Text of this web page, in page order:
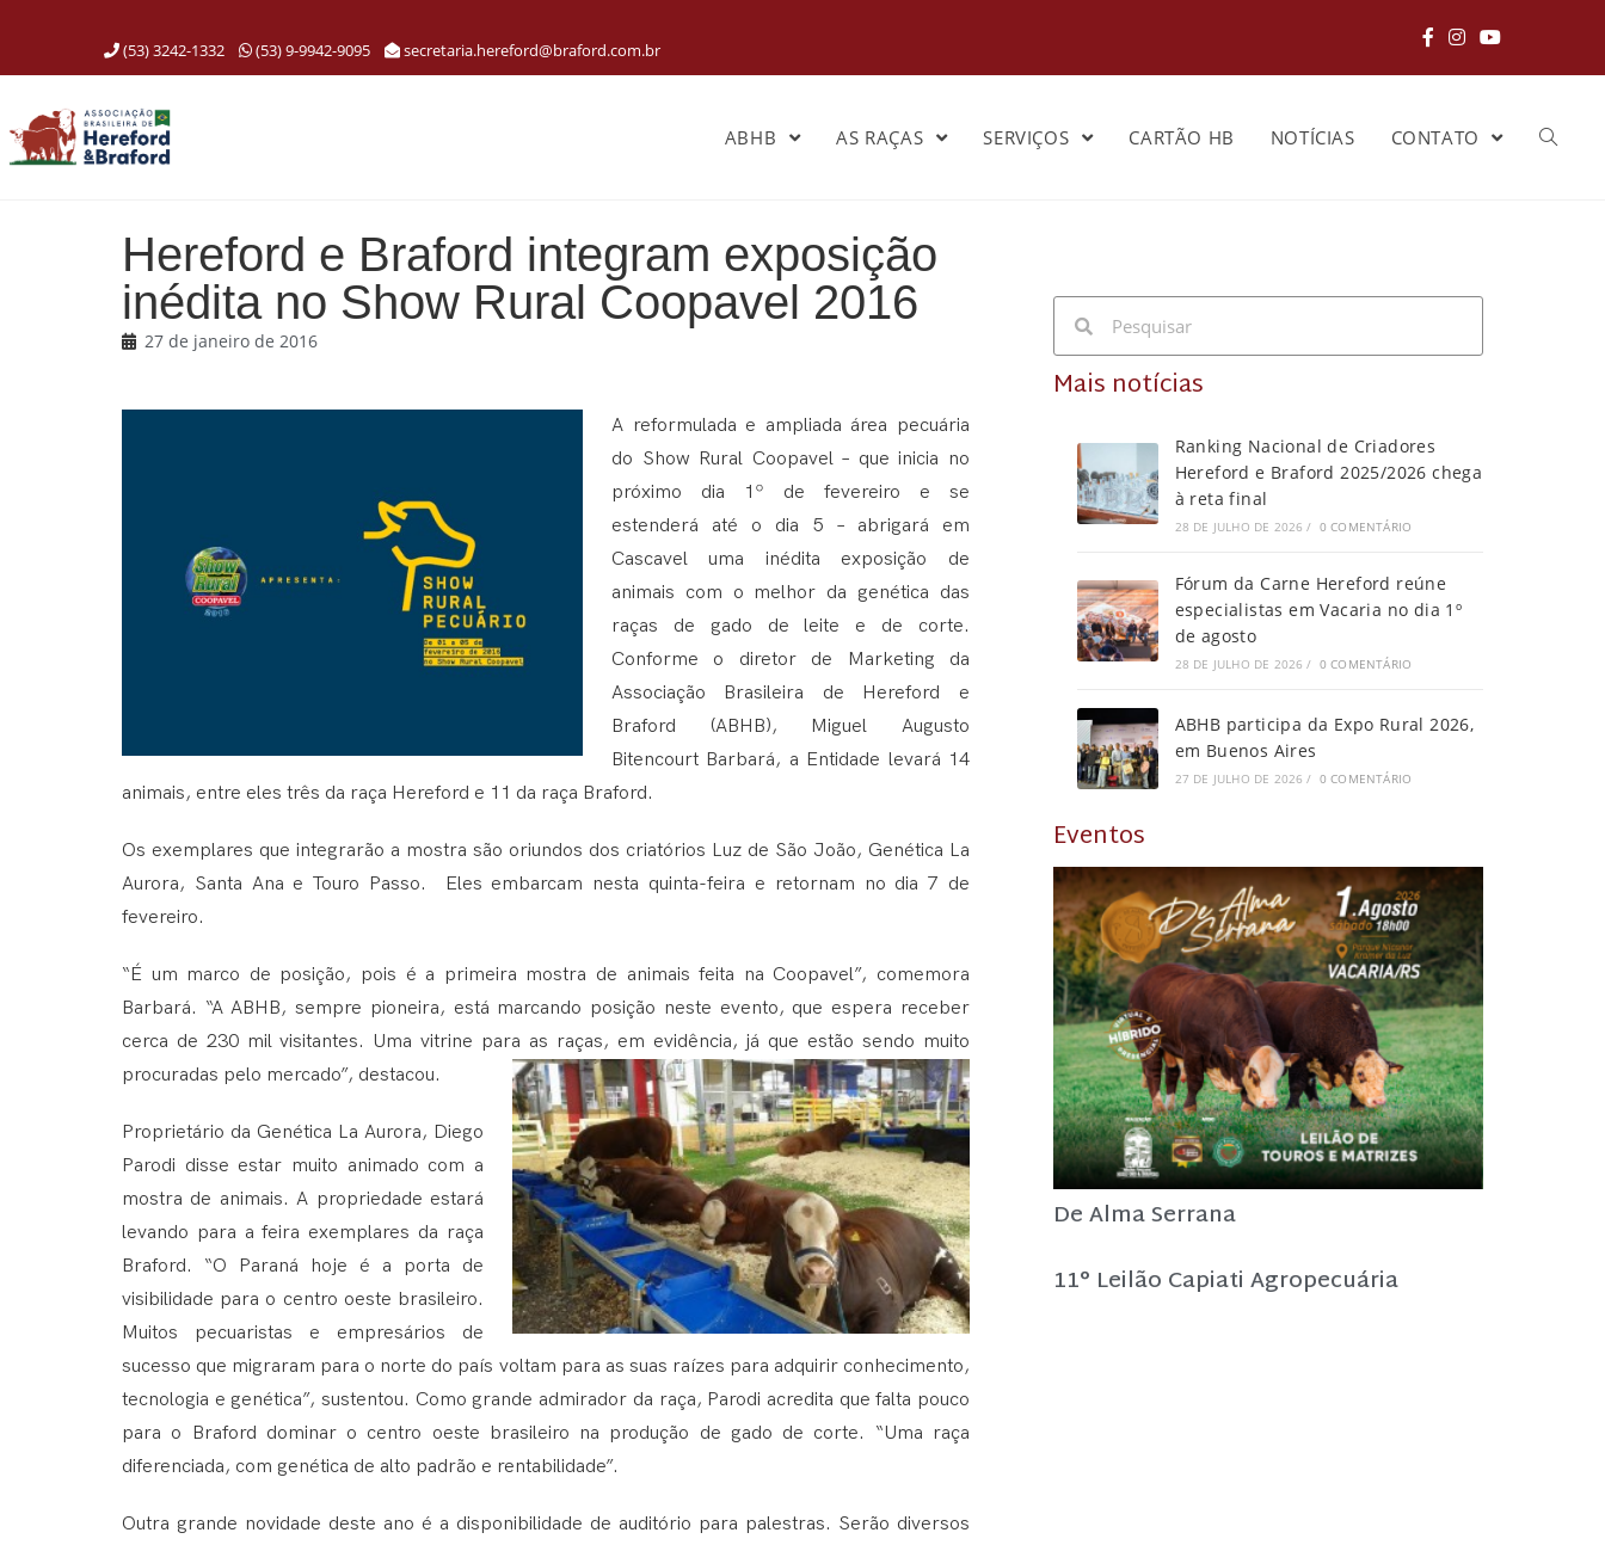
(53) 3242-1332 (53) 9-9942-9095 secretaria.hereford@braford.com.br
ABHB AS RAÇAS SERVIÇOS CARTÃO HB NOTÍCIAS CONTATO
Hereford e Braford integram exposição
inédita no Show Rural Coopavel 2016
27 de janeiro de 2016
A reformulada e ampliada área pecuária
do Show Rural Coopavel – que inicia no
próximo dia 1º de fevereiro e se
estenderá até o dia 5 – abrigará em
Cascavel uma inédita exposição de
animais com o melhor da genética das
raças de gado de leite e de corte.
Conforme o diretor de Marketing da
Associação Brasileira de Hereford e
Braford (ABHB), Miguel Augusto
Bitencourt Barbará, a Entidade levará 14
animais, entre eles três da raça Hereford e 11 da raça Braford.
Os exemplares que integrarão a mostra são oriundos dos criatórios Luz de São João, Genética La
Aurora, Santa Ana e Touro Passo. Eles embarcam nesta quinta-feira e retornam no dia 7 de
fevereiro.
“É um marco de posição, pois é a primeira mostra de animais feita na Coopavel”, comemora
Barbará. “A ABHB, sempre pioneira, está marcando posição neste evento, que espera receber
cerca de 230 mil visitantes. Uma vitrine para as raças, em evidência, já que estão sendo muito
procuradas pelo mercado”, destacou.
Proprietário da Genética La Aurora, Diego
Parodi disse estar muito animado com a
mostra de animais. A propriedade estará
levando para a feira exemplares da raça
Braford. “O Paraná hoje é a porta de
visibilidade para o centro oeste brasileiro.
Muitos pecuaristas e empresários de
sucesso que migraram para o norte do país voltam para as suas raízes para adquirir conhecimento,
tecnologia e genética”, sustentou. Como grande admirador da raça, Parodi acredita que falta pouco
para o Braford dominar o centro oeste brasileiro na produção de gado de corte. “Uma raça
diferenciada, com genética de alto padrão e rentabilidade”.
Outra grande novidade deste ano é a disponibilidade de auditório para palestras. Serão diversos
Mais notícias
Ranking Nacional de Criadores
Hereford e Braford 2025/2026 chega
à reta final
28 DE JULHO DE 2026 / 0 COMENTÁRIO
Fórum da Carne Hereford reúne
especialistas em Vacaria no dia 1º
de agosto
28 DE JULHO DE 2026 / 0 COMENTÁRIO
ABHB participa da Expo Rural 2026,
em Buenos Aires
27 DE JULHO DE 2026 / 0 COMENTÁRIO
Eventos
De Alma Serrana
11° Leilão Capiati Agropecuária